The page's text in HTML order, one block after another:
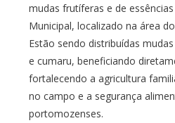
mudas frutíferas e de
Municipal, localizado na área
Estão sendo distribuídas
e cumaru, beneficiando
fortalecendo a agricultura
no campo e a segurança
portomozenses.